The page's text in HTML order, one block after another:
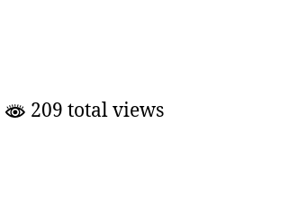
209 total views